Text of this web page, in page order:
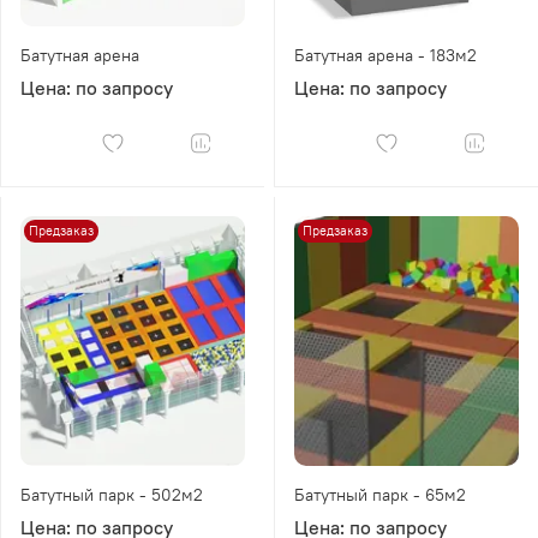
Федерации: от 13500 до 18500 рублей за один
метр квадратный законченных конструкций парка
(без учета инсталляции). Монтаж проекта может
расцениваться в 6-11% от всей сметы, в
зависимости от сложности оборудования и
ситуационных условий объекта
конструкций - технологичный поставщик может
сделать "гнутую" конструкцию (с закругленными
углами батутов из круглой трубы
) или
традиционную "на стойках" (с прямыми углами из
профильного стального проката)
Парки для детей как вид оборудования - по
стоимости дешевле, т.к. включают в документацию
меньше требований к возможным разрывным
нагрузкам и к базовым материалам
страновое происхождение и потребительские
Батутная арена
Цена: по запросу
Батутная арена - 183м2
Цена: по запросу
Предзаказ
Батутный парк - 502м2
Цена: по запросу
Предзаказ
Батутный парк - 65м2
Цена: по запросу